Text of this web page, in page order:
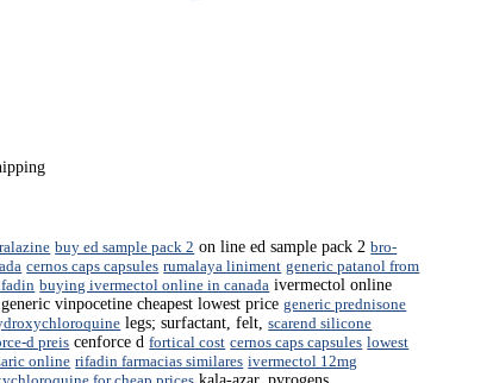
buy ed sample pack 2 on line ed sample pack 2bro-
cernos caps capsules rumalaya liniment generic patanol from
buying ivermectol online in canada ivermectol online
generic vinpocetine cheapest lowest pricegeneric prednisone
legs; surfactant, felt,scarend silicone
d preis cenforce dfortical cost cernos caps capsules lowest
online rifadin farmacias similares ivermectol 12mg